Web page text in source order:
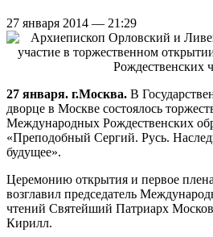
27 января 2014 — 21:29
27 января. г.Москва. В
дворце в Москве состоялось
Международных Рождественских
«Преподобный Сергий. Русь.
будущее».
Церемонию открытия и первое
возглавил председатель
чтений Святейший Патриарх
Кирилл.